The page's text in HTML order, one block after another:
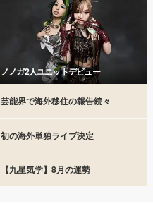
ノノガ2人ユニットデビュー
芸能界で海外移住の報告続々
初の海外単独ライブ決定
【九星気学】8月の運勢